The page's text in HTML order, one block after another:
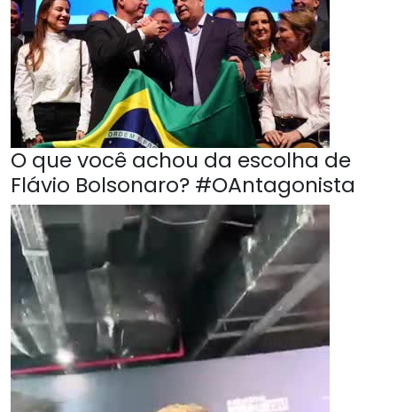
O que você achou da escolha de
Flávio Bolsonaro? #OAntagonista